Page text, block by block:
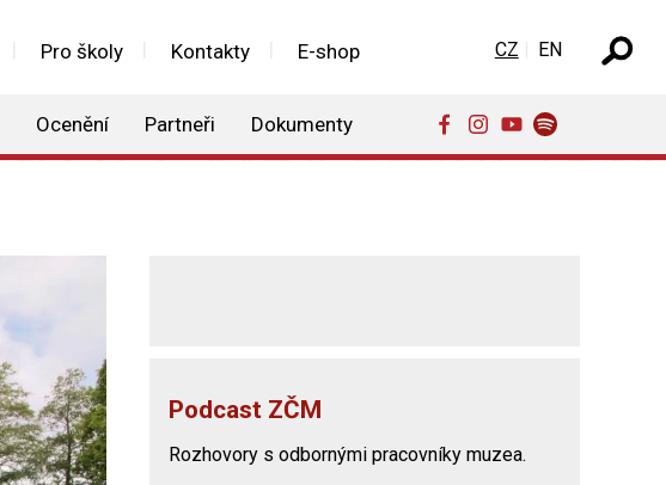
Pro školy Kontakty E-shop
Ocenění Partneři Dokumenty
Zvolte jazyk
CZ EN
Podcast ZČM
Rozhovory s odbornými pracovníky muzea.